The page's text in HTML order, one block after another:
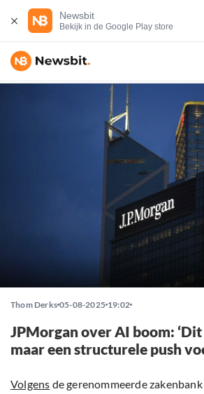
Newsbit
Bekijk in de Google Play store
Thom Derks 05-08-2025 19:02
JPMorgan over AI boom:
maar een structurele push
Volgens de gerenommeerde